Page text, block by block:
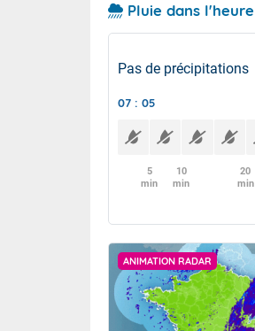
Pluie dans l'heure
Pas de précipitations
07 : 05
5
min
10
min
20
min
ANIMATION RADAR